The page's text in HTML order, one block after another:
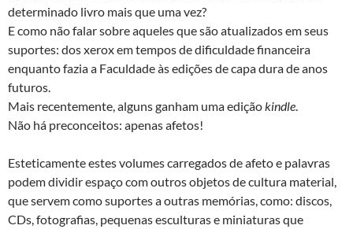
determinado livro mais que uma vez?
E como não falar sobre aqueles que são atualizados em seus
suportes: dos xerox em tempos de dificuldade financeira
enquanto fazia a Faculdade às edições de capa dura de anos
futuros.
Mais recentemente, alguns ganham uma edição kindle
Não há preconceitos: apenas afetos!
Esteticamente estes volumes carregados de afeto e palavras
podem dividir espaço com outros objetos de cultura material,
que servem como suportes a outras memórias, como: discos,
CDs, fotografias, pequenas esculturas e miniaturas que